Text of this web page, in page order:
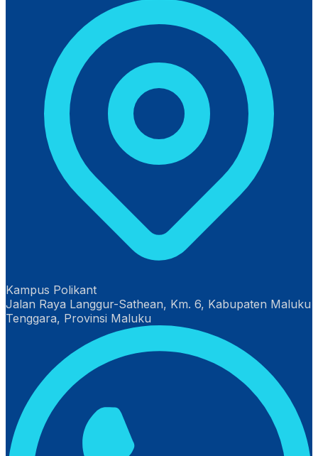
Kampus Polikant
Jalan Raya Langgur-Sathean, Km. 6, Kabupaten Maluku
Tenggara, Provinsi Maluku